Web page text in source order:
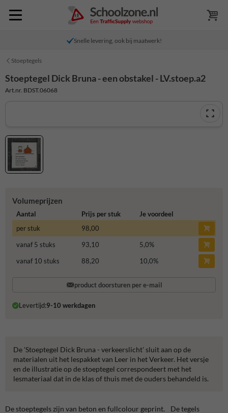
Snelle levering, ook bij maatwerk!
Stoeptegels
Stoeptegel Dick Bruna - een obstakel - LV.stoep.a2
Art.nr. BDST.06068
Volumeprijzen
Aantal Prijs per stuk
Je voordeel
per stuk
98,00
vanaf 5 stuks
93,10 5,0%
vanaf 10 stuks
88,20 10,0%
product doorsturen per e-mail
Levertijd:9-10 werkdagen
De 'Stoeptegel Dick Bruna - verkeerslicht' sluit aan op de
materialen uit het lespakket van Leer in het Verkeer. Het versje
en de illustratie op de stoeptegel correspondeert met het
lesmateriaal dat in de klas of thuis met de ouders behandeld is.
De stoeptegels zijn van beton en fullcolour geprint. De tegels